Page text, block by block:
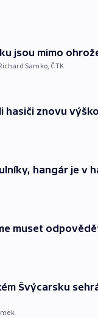
jsou mimo
Samko, ČTK
hasiči znovu
hangár je v
muset
Švýcarsku